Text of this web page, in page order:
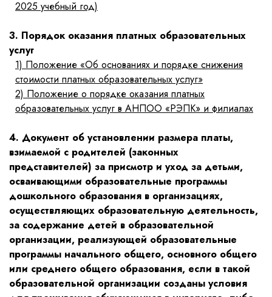
2025 учебный год)
3. Порядок оказания платных образовательных
услуг
1) Положение «Об основаниях и порядке снижения
стоимости платных образовательных услуг»
2) Положение о порядке оказания платных
образовательных услуг в АНПОО «РЭПК» и филиалах
4. Документ об установлении размера платы,
взимаемой с родителей (законных
представителей) за присмотр и уход за детьми,
осваивающими образовательные программы
дошкольного образования в организациях,
осуществляющих образовательную деятельность,
за содержание детей в образовательной
организации, реализующей образовательные
программы начального общего, основного общего
или среднего общего образования, если в такой
образовательной организации созданы условия